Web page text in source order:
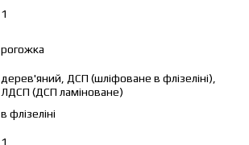
1
рогожка
дерев'яний, ДСП (шліфоване в флізеліні),
ЛДСП (ДСП ламіноване)
в флізеліні
1